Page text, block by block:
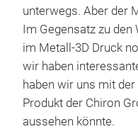
unterwegs. Aber der
Im Gegensatz zu den
im Metall-3D Druck
wir haben
haben wir uns mit
Produkt der Chiron
aussehen könnte.